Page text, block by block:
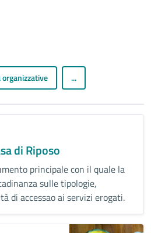
organizzative ...
di Riposo
principale con il quale la
sulle tipologie,
di accessao ai servizi erogati.